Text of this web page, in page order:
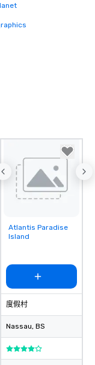
Removed from
favorites
Atlantis Paradise
Island
度假村
Nassau, BS